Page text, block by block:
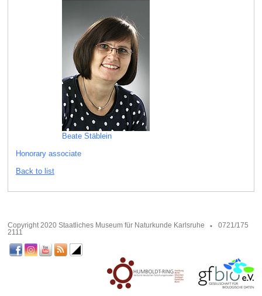
Beate Stäblein
Honorary associate
Back to list
Copyright 2020 Staatliches Museum für Naturkunde Karlsruhe
0721/175
2111